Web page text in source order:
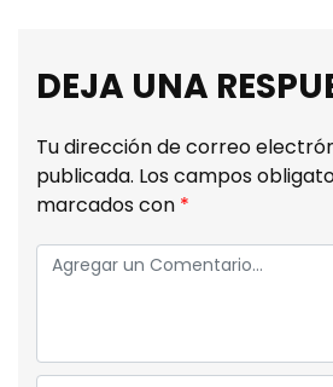
DEJA UNA
Tu dirección de correo
publicada. Los campos
marcados con *